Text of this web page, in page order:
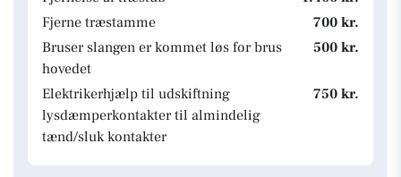
Fjerne træstamme
700 kr.
Bruser slangen er kommet løs for brus
hovedet
500 kr.
Elektrikerhjælp til udskiftning
lysdæmperkontakter til almindelig
tænd/sluk kontakter
750 kr.